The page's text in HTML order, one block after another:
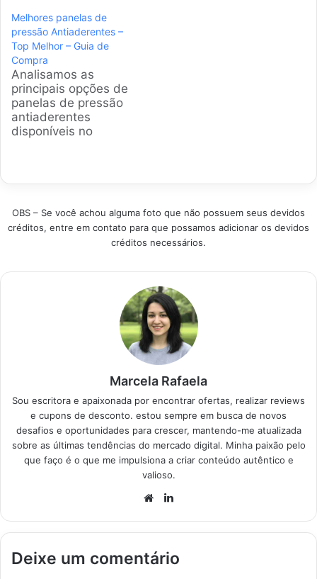
modelos mais
seguros e eficientes
do mercado.
Encontrar a panela de
pressão ideal para
fogões de indução
pode transformar sua
rotina na cozinha,
garantindo pratos
Melhores panelas de
pressão Antiaderentes –
Top Melhor – Guia de
Compra
Analisamos as
principais opções de
panelas de pressão
antiaderentes
disponíveis no
você a encontrar o
combinando
segurança, eficiência
o tempo na sua
panela de pressão…
OBS – Se você achou alguma foto que não possuem seus devidos
créditos, entre em contato para que possamos adicionar os devidos
créditos necessários.
Marcela Rafaela
Sou escritora e apaixonada por encontrar ofertas, realizar reviews
e cupons de desconto. estou sempre em busca de novos
desafios e oportunidades para crescer, mantendo-me atualizada
sobre as últimas tendências do mercado digital. Minha paixão pelo
que faço é o que me impulsiona a criar conteúdo autêntico e
valioso.
Website
Deixe um comentário